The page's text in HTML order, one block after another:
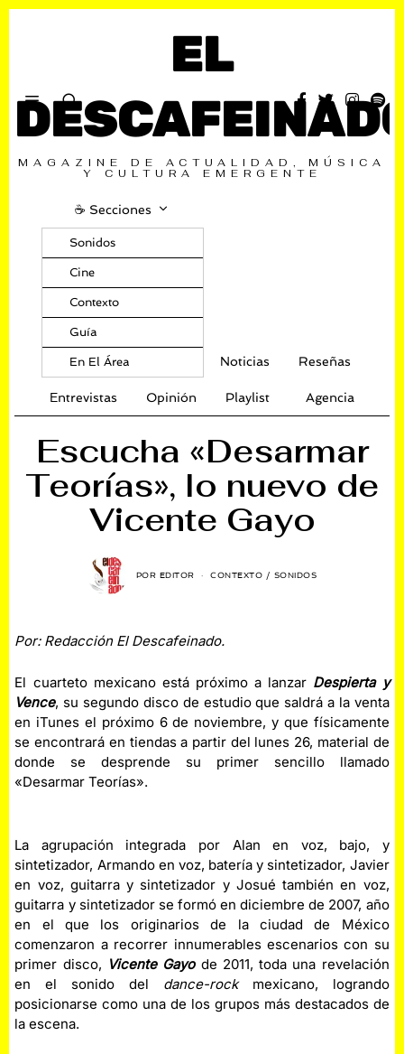
EL
MAGAZINE DE ACTUALIDAD, MÚSICA
Y CULTURA EMERGENTE
☕️ Secciones
Sonidos
Cine
Contexto
Guía
En El Área Noticias Reseñas
Entrevistas Opinión Playlist Agencia
Escucha «Desarmar
Teorías», lo nuevo de
Vicente Gayo
POR EDITOR CONTEXTO / SONIDOS
Por: Redacción El Descafeinado.
El cuarteto mexicano está próximo a lanzar Despierta y
Vence, su segundo disco de estudio que saldrá a la venta
en iTunes el próximo 6 de noviembre, y que físicamente
se encontrará en tiendas a partir del lunes 26, material de
donde se desprende su primer sencillo llamado
«Desarmar Teorías».
La agrupación integrada por Alan en voz, bajo, y
sintetizador, Armando en voz, batería y sintetizador, Javier
en voz, guitarra y sintetizador y Josué también en voz,
guitarra y sintetizador se formó en diciembre de 2007, año
en el que los originarios de la ciudad de México
comenzaron a recorrer innumerables escenarios con su
primer disco, Vicente Gayode 2011, toda una revelación
en el sonido del dance-rockmexicano, logrando
posicionarse como una de los grupos más destacados de
la escena.